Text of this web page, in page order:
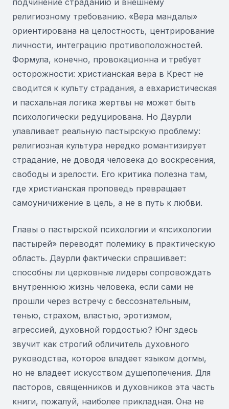
подчинение страданию и внешнему
религиозному требованию. «Вера мандалы»
ориентирована на целостность, центрирование
личности, интеграцию противоположностей.
Формула, конечно, провокационна и требует
осторожности: христианская вера в Крест не
сводится к культу страдания, а евхаристическая
и пасхальная логика жертвы не может быть
психологически редуцирована. Но Даурли
улавливает реальную пастырскую проблему:
религиозная культура нередко романтизирует
страдание, не доводя человека до воскресения,
свободы и зрелости. Его критика полезна там,
где христианская проповедь превращает
самоуничижение в цель, а не в путь к любви.
Главы о пастырской психологии и «психологии
пастырей» переводят полемику в практическую
область. Даурли фактически спрашивает:
способны ли церковные лидеры сопровождать
внутреннюю жизнь человека, если сами не
прошли через встречу с бессознательным,
тенью, страхом, властью, эротизмом,
агрессией, духовной гордостью? Юнг здесь
звучит как строгий обличитель духовного
руководства, которое владеет языком догмы,
но не владеет искусством душепопечения. Для
пасторов, священников и духовников эта часть
книги, пожалуй, наиболее прикладная. Она не